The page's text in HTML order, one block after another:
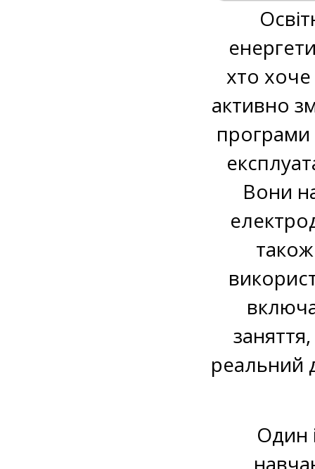
хто хоче
активно
програми
Вони
реальний
Один